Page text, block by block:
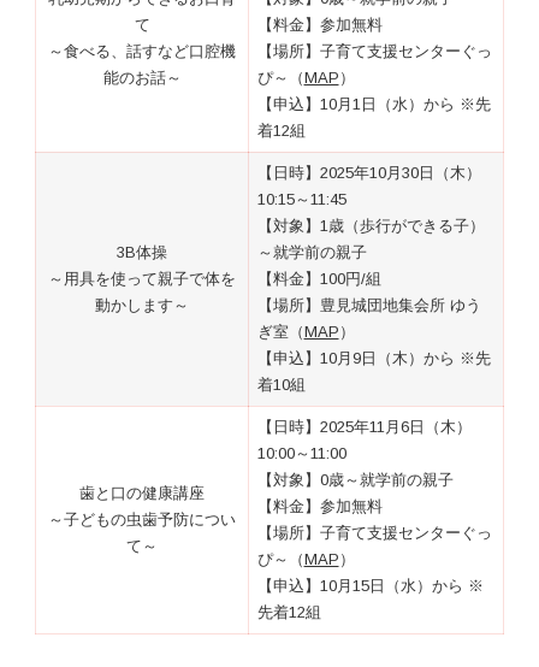
て
～食べる、話すなど口腔機
能のお話～
【料金】参加無料
【場所】子育て支援センターぐっ
ぴ～（MAP ）
【申込】10月1日（水）から ※先
着12組
3B体操
～用具を使って親子で体を
動かします～
【日時】2025年10月30日（木）
10:15～11:45
【対象】1歳（歩行ができる子）
～就学前の親子
【料金】100円/組
【場所】豊見城団地集会所 ゆう
ぎ室（MAP ）
【申込】10月9日（木）から ※先
着10組
歯と口の健康講座
～子どもの虫歯予防につい
て～
【日時】2025年11月6日（木）
10:00～11:00
【対象】0歳～就学前の親子
【料金】参加無料
【場所】子育て支援センターぐっ
ぴ～（MAP ）
【申込】10月15日（水）から ※
先着12組